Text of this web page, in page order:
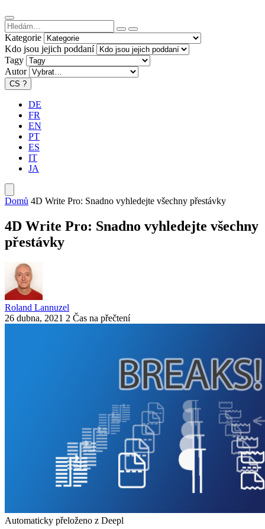
Kategorie
Kdo jsou jejich poddaní
Tagy
Autor
CS ?
DE
FR
EN
PT
ES
IT
JA
Domů 4D Write Pro: Snadno vyhledejte všechny přestávky
4D Write Pro: Snadno vyhledejte všechny
přestávky
Roland Lannuzel
26 dubna, 2021 2 Čas na přečtení
Automaticky přeloženo z Deepl